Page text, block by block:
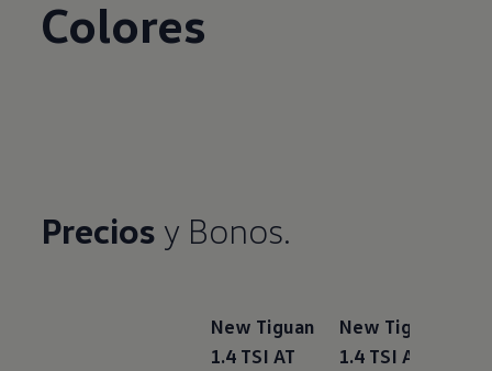
Colores
Precios y Bonos.
New Tiguan
1.4 TSI AT
New Tiguan
1.4 TSI AT